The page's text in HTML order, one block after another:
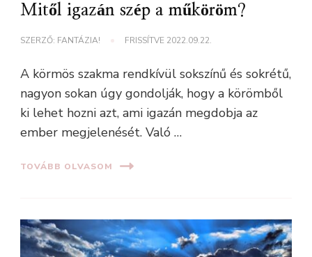
Mitől igazán szép a műköröm?
SZERZŐ: FANTÁZIA! FRISSÍTVE 2022.09.22.
A körmös szakma rendkívül sokszínű és sokrétű,
nagyon sokan úgy gondolják, hogy a körömből
ki lehet hozni azt, ami igazán megdobja az
ember megjelenését. Való …
TOVÁBB OLVASOM